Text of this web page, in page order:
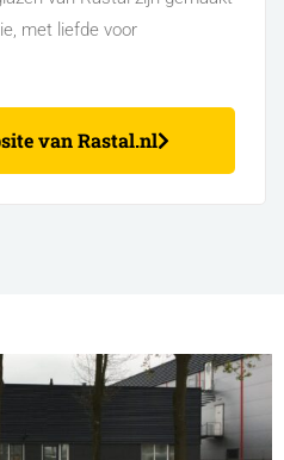
met liefde voor
van Rastal.nl